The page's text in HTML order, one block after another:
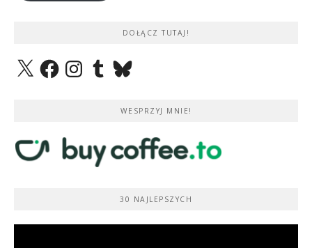
DOŁĄCZ TUTAJ!
X FacebookInstagramTumblrBluesky
WESPRZYJ MNIE!
30 NAJLEPSZYCH